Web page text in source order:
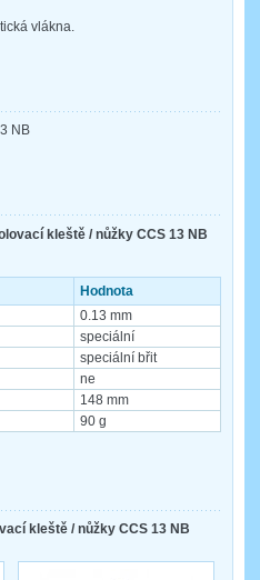
vlákna.
NB
kleště / nůžky CCS 13 NB
Hodnota
0.13 mm
speciální
speciální břit
ne
148 mm
90 g
kleště / nůžky CCS 13 NB